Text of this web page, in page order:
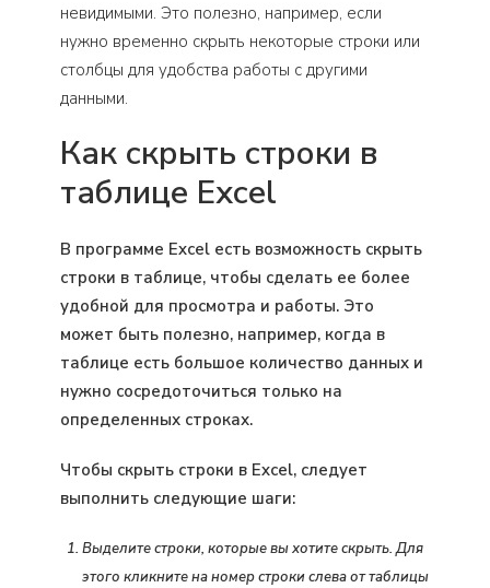
невидимыми. Это полезно, например, если
нужно временно скрыть некоторые строки или
столбцы для удобства работы с другими
данными.
Как скрыть строки в
таблице Excel
В программе Excel есть возможность скрыть
строки в таблице, чтобы сделать ее более
удобной для просмотра и работы. Это
может быть полезно, например, когда в
таблице есть большое количество данных и
нужно сосредоточиться только на
определенных строках.
Чтобы скрыть строки в Excel, следует
выполнить следующие шаги:
Выделите строки, которые вы хотите скрыть. Для
этого кликните на номер строки слева от таблицы